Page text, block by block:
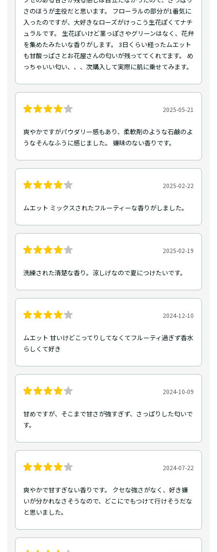
さのほうが主役だと思います。 フローラルの部分が1番気に
入ったのですが、大好きなローズがけっこう生花ぽくてナチ
ュラルです。 生花ぽいけど茎っぽさやグリーンはなく、花弁
を集めたみたいな香りがします。 3日くらい経ったムエット
も甘酸っぱさとお花屋さんの匂いが残っててくれてます。 め
っちゃいい匂い、、、次購入して実際に肌に乗せてみます。
2025-05-21
爽やかですがパウダリー感もあり、柔軟剤のような石鹸のよ
うなそんなふうに感じました。 嫌味のない香りです。
2025-02-22
ムエット ミックスされたフルーティーな香りがしました。
2025-02-19
洗練された清楚な香り。涼しげなので夏につけたいです。
2024-12-10
ムエット 甘いけどこってりしてなくてフルーティ過ぎず香水
らしくて好き
2024-10-09
甘めですが、そこまで甘さが強すぎず、さっぱりした匂いで
す。
2024-07-22
爽やかで甘すぎない香りです。 クセな強さがなく、好き嫌
いが分かれなさそうなので、どこにでもつけて行けそうだな
と思いました。